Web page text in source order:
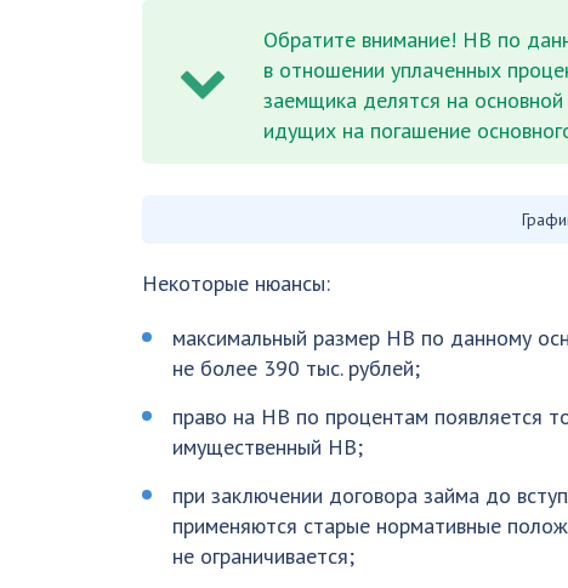
Обратите внимание! НВ по
в отношении уплаченных
заемщика делятся на
идущих на погашение
Некоторые нюансы:
максимальный размер НВ по данному
не более 390 тыс. рублей;
право на НВ по процентам появляется
имущественный НВ;
при заключении договора займа до
применяются старые нормативные
не ограничивается;